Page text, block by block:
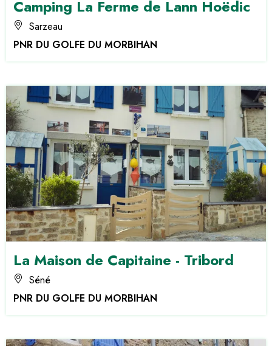
Camping La Ferme de Lann Hoëdic
Sarzeau
PNR DU GOLFE DU MORBIHAN
La Maison de Capitaine - Tribord
Séné
PNR DU GOLFE DU MORBIHAN